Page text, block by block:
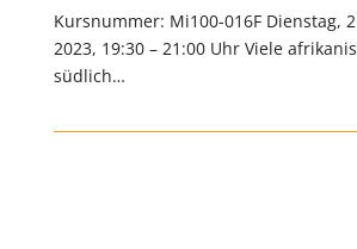
Kursnummer: Mi100-016F Dienstag,
2023, 19:30 – 21:00 Uhr Viele
südlich…